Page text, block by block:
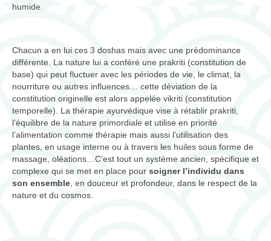
humide.
Chacun a en lui ces 3 doshas mais avec une prédominance
différente. La nature lui a conféré une prakriti (constitution de
base) qui peut fluctuer avec les périodes de vie, le climat, la
nourriture ou autres influences… cette déviation de la
constitution originelle est alors appelée vikriti (constitution
temporelle). La thérapie ayurvédique vise à rétablir prakriti,
l’équilibre de la nature primordiale et utilise en priorité
l’alimentation comme thérapie mais aussi l’utilisation des
plantes, en usage interne ou à travers les huiles sous forme de
massage, oléations…C’est tout un système ancien, spécifique et
complexe qui se met en place pour soigner l’individu dans
son ensemble , en douceur et profondeur, dans le respect de la
nature et du cosmos.